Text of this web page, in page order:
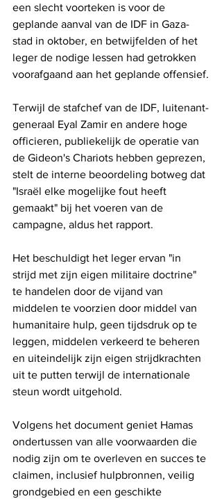
een slecht voorteken is voor de
geplande aanval van de IDF in Gaza-
stad in oktober, en betwijfelden of het
leger de nodige lessen had getrokken
voorafgaand aan het geplande offensief.
Terwijl de stafchef van de IDF, luitenant-
generaal Eyal Zamir en andere hoge
officieren, publiekelijk de operatie van
de Gideon's Chariots hebben geprezen,
stelt de interne beoordeling botweg dat
"Israël elke mogelijke fout heeft
gemaakt" bij het voeren van de
campagne, aldus het rapport.
Het beschuldigt het leger ervan "in
strijd met zijn eigen militaire doctrine"
te handelen door de vijand van
middelen te voorzien door middel van
humanitaire hulp, geen tijdsdruk op te
leggen, middelen verkeerd te beheren
en uiteindelijk zijn eigen strijdkrachten
uit te putten terwijl de internationale
steun wordt uitgehold.
Volgens het document geniet Hamas
ondertussen van alle voorwaarden die
nodig zijn om te overleven en succes te
claimen, inclusief hulpbronnen, veilig
grondgebied en een geschikte